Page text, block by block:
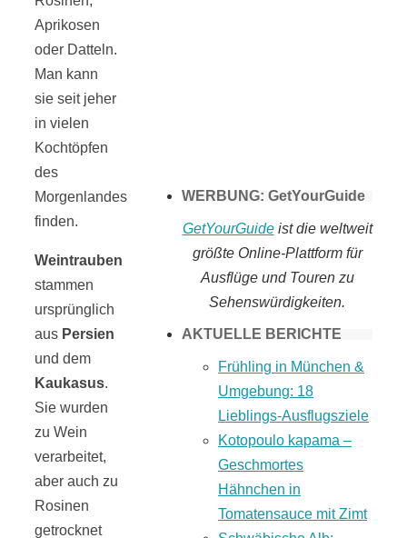
Aprikosen
oder Datteln.
Man kann
sie seit jeher
in vielen
Kochtöpfen
des
Morgenlandes
finden.
Weintrauben
stammen
ursprünglich
aus Persien
und dem
Kaukasus.
Sie wurden
zu Wein
verarbeitet,
aber auch zu
Rosinen
getrocknet
WERBUNG: GetYourGuide
GetYourGuideist die weltweit
größte Online-Plattform für
Ausflüge und Touren zu
Sehenswürdigkeiten.
AKTUELLE BERICHTE
Frühling in München &
Umgebung: 18
Lieblings-Ausflugsziele
Kotopoulo kapama –
Geschmortes
Hähnchen in
Tomatensauce mit Zimt